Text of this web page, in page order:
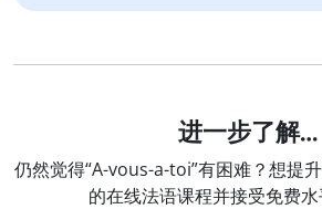
进一步了解…
仍然觉得“A-vous-a-toi”有困难？想提
的在线法语课程并接受免费水